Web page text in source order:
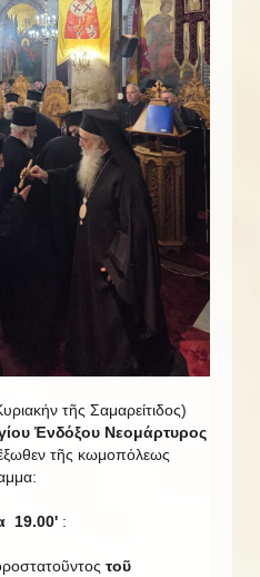
τῆς Σαμαρείτιδος)
Ἐνδόξου Νεομάρτυρος
ἒξωθεν τῆς κωμοπόλεως
19.00' :
τοῦ